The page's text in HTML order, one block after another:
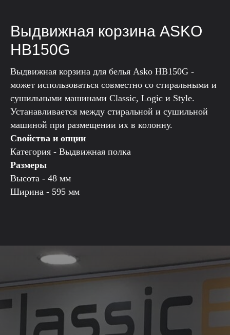
Выдвижная корзина ASKO
HB150G
Выдвижная корзина для белья Asko HB150G -
может использоваться совместно со стиральными и
сушильными машинами Classic, Logic и Style.
Устанавливается между стиральной и сушильной
машиной при размещении их в колонну.
Свойства и опции
Категория - Выдвижная полка
Размеры
Высота - 48 мм
Ширина - 595 мм